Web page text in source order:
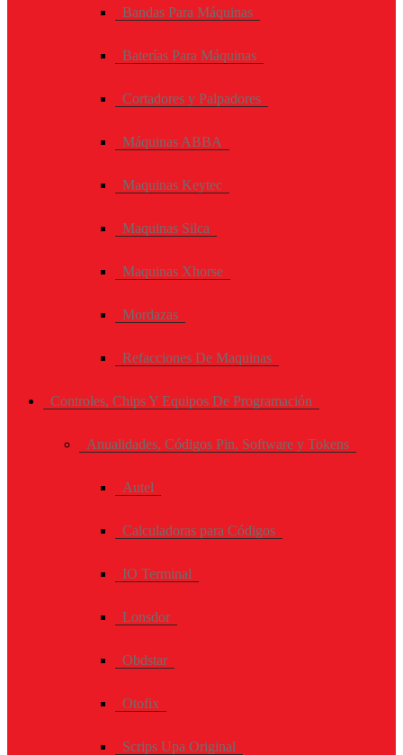
Bandas Para Máquinas
Baterías Para Máquinas
Cortadores y Palpadores
Máquinas ABBA
Maquinas Keytec
Maquinas Silca
Maquinas Xhorse
Mordazas
Refacciones De Maquinas
Controles, Chips Y Equipos De Programación
Anualidades, Códigos Pin, Software y Tokens
Autel
Calculadoras para Códigos
IO Terminal
Lonsdor
Obdstar
Otofix
Scrips Upa Original